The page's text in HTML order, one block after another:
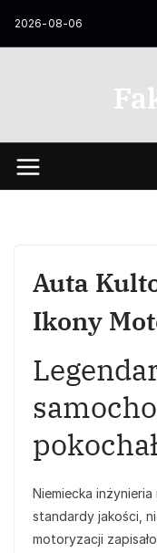
2026-08-06
Auta
Ikony
Niemiecka
standardy jakości,
motoryzacji